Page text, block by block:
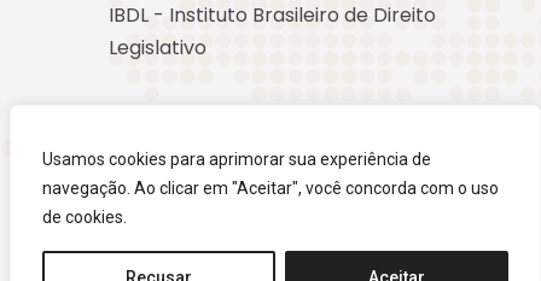
Usamos cookies para aprimorar sua experiência de
navegação. Ao clicar em "Aceitar", você concorda com o uso
de cookies.
IBDL - Instituto Brasileiro de Direito
Legislativo